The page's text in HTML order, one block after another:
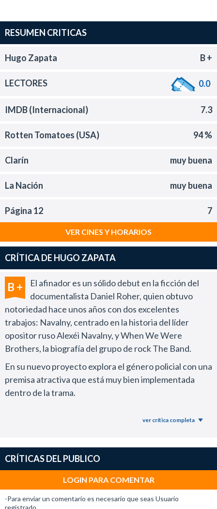
RESUMEN CRITICAS
Hugo Zapata B +
LECTORES 0.0
IMDB (Internacional) 7.3
Rotten Tomatoes (USA) 94 %
Clarín muy buena
La Nación muy buena
Página 12 7
VER CINES Y HORARIOS
CRÍTICA DE HUGO ZAPATA
B +
El afinador es un sólido debut en la ficción del
documentalista Daniel Roher, quien obtuvo
notoriedad hace unos años con dos excelentes
trabajos: Navalny, centrado en la historia del líder
opositor ruso Alexéi Navalny, y When We Were
Brothers, la biografía del grupo de rock The Band.
En su nuevo proyecto explora el género policial con una
premisa atractiva que está muy bien implementada
dentro de la trama.
hiperacusia, cuya hipersensibilidad auditiva le permite
Cuando su mentor enferma y la familia termina en una
situación financiera complicada, el joven acepta la
oferta de una banda de criminales que utiliza su talento
para llevar a cabo una serie de robos.
ver crítica completa
CRÍTICAS DEL PUBLICO
LOGIN PARA COMENTAR
-Para enviar un comentario es necesario que seas Usuario
registrado.